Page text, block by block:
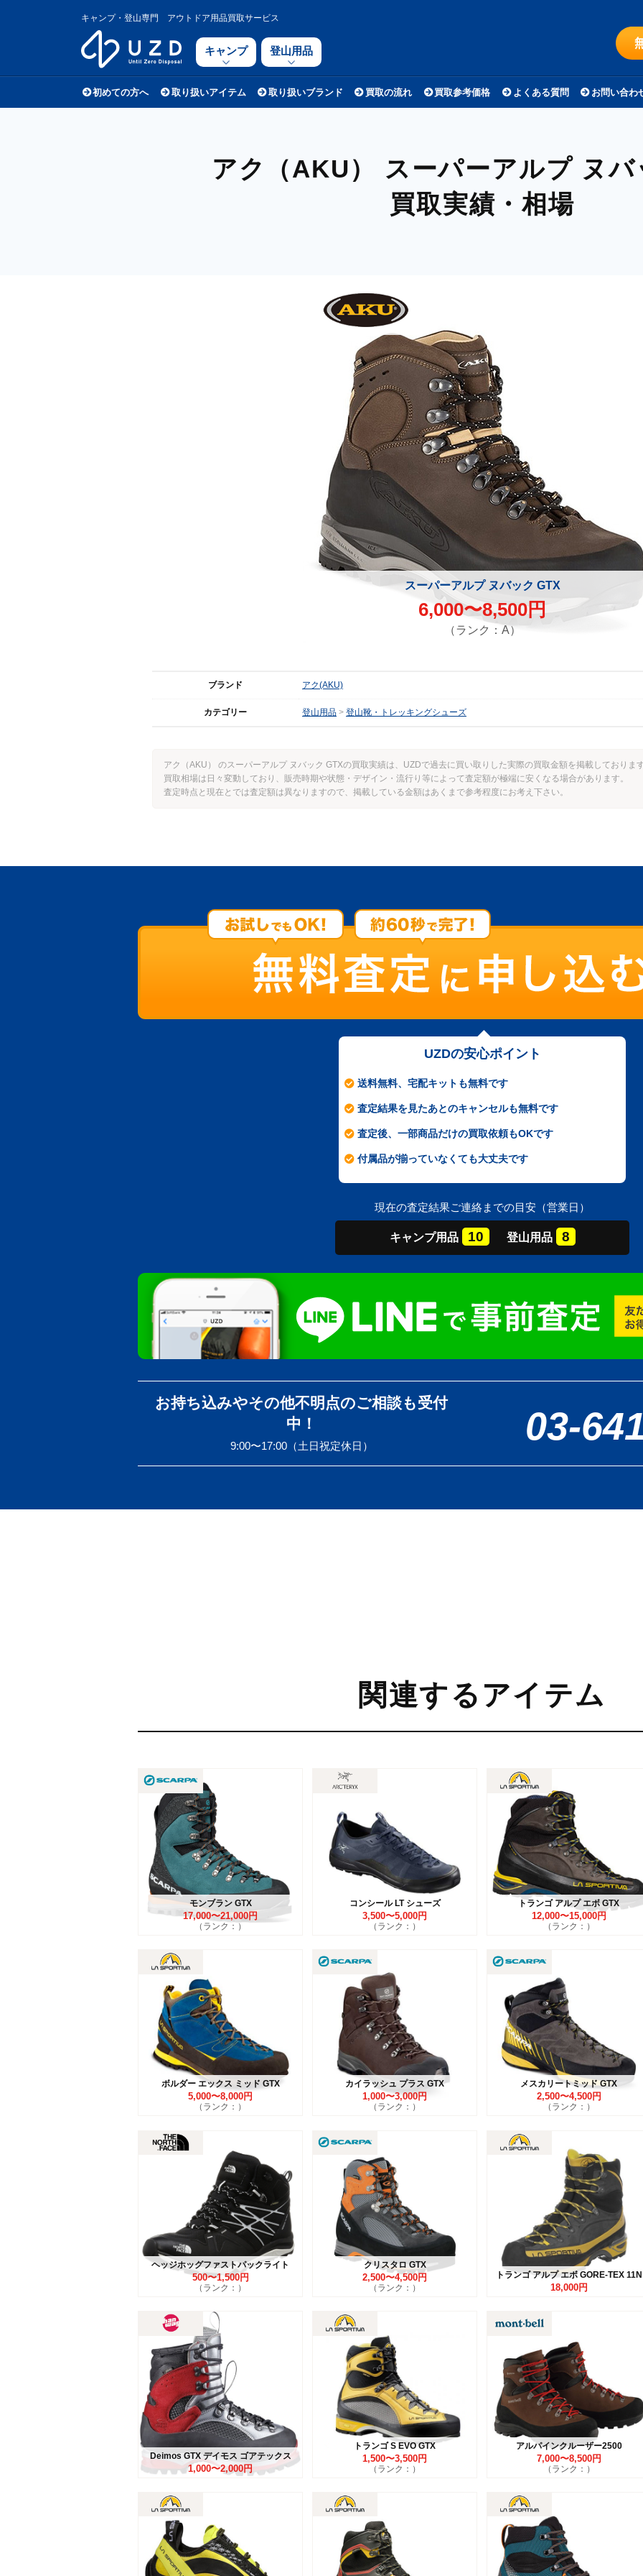
キャンプ・登山専門 アウトドア用品買取サービス
キャンプ 登山用品
初めての方へ 取り扱いアイテム 取り扱いブランド 買取の流れ 買取参考価格 よくある質問 お問い合わ
アク（AKU） スーパーアルプ ヌ
買取実績・相場
スーパーアルプ ヌバック GTX
6,000〜8,500円
（ランク：A）
ブランド アク(AKU)
カテゴリー 登山用品 登山靴・トレッキングシューズ
アク（AKU） のスーパーアルプ ヌバック GTXの買取実績は、UZDで過去に買い取りした実際の買取金額を掲載しておりま
買取相場は日々変動しており、販売時期や状態・デザイン・流行り等によって査定額が極端に安くなる場合があります。
査定時点と現在とでは査定額は異なりますので、掲載している金額はあくまで参考程度にお考え下さい。
UZDの安心ポイント
送料無料、宅配キットも無料です
査定結果を見たあとのキャンセルも無料です
査定後、一部商品だけの買取依頼もOKです
付属品が揃っていなくても大丈夫です
現在の査定結果ご連絡までの目安（営業日）
キャンプ用品 10 登山用品 8
お持ち込みやその他不明点のご相談も受付
中！
9:00〜17:00（土日祝定休日） 03-
関連するアイテム
モンブラン GTX
17,000〜21,000円
（ランク：）
コンシール LT シューズ
3,500〜5,000円
（ランク：）
トランゴ アルプ エボ GTX
12,000〜15,000円
（ランク：）
ボルダー エックス ミッド GTX
5,000〜8,000円
（ランク：）
カイラッシュ プラス GTX
1,000〜3,000円
（ランク：）
メスカリートミッド GTX
2,500〜4,500円
（ランク：）
ヘッジホッグファストパックライト
500〜1,500円
（ランク：）
クリスタロ GTX
2,500〜4,500円
（ランク：）
トランゴ アルプ エボ GORE-TEX 11N
18,000円
Deimos GTX デイモス ゴアテックス
1,000〜2,000円
トランゴ S EVO GTX
1,500〜3,500円
（ランク：）
アルパインクルーザー2500
7,000〜8,500円
（ランク：）